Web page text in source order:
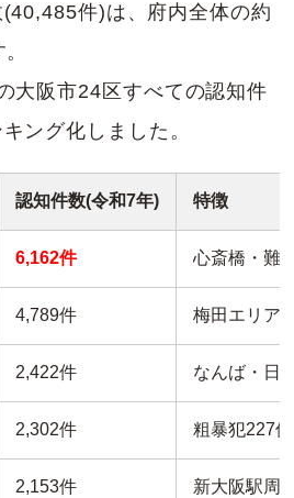
件)は、府内全体の約
大阪市24区すべての認知件
ング化しました。
認知件数(令和7年) 特徴
6,162件 心斎橋・難
4,789件 梅田エリア
2,422件 なんば・日
2,302件 粗暴犯227
2,153件 新大阪駅周